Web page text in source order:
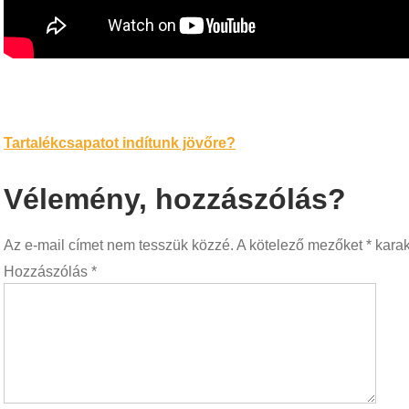
Bejegyzés
navigáció
Tartalékcsapatot indítunk jövőre?
Vélemény, hozzászólás?
Az e-mail címet nem tesszük közzé. A kötelező mezőket*
Hozzászólás *